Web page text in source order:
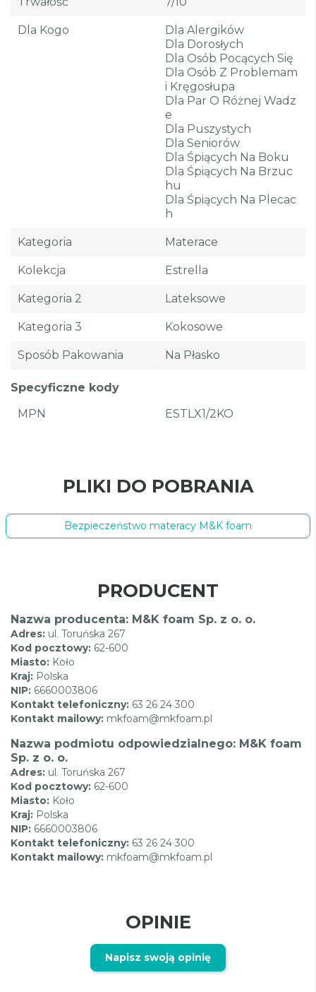
Dla Kogo
Dla Alergików
Dla Dorosłych
Dla Osób Pocących Się
Dla Osób Z Problemam
I Kręgosłupa
Dla Par O Różnej Wadz
E
Dla Puszystych
Dla Seniorów
Dla Śpiących Na Boku
Dla Śpiących Na Brzuc
Hu
Dla Śpiących Na Plecac
H
Kategoria Materace
Kolekcja Estrella
Kategoria 2 Lateksowe
Kategoria 3 Kokosowe
Sposób Pakowania Na Płasko
Specyficzne kody
MPN
ESTLX1/2KO
PLIKI DO POBRANIA
Bezpieczeństwo materacy M&K foam
PRODUCENT
Nazwa producenta: M&K foam Sp. z o. o.
Adres: ul. Toruńska 267
Kod pocztowy: 62-600
Miasto: Koło
Kraj: Polska
NIP: 6660003806
Kontakt telefoniczny: 63 26 24 300
Kontakt mailowy: mkfoam@mkfoam.pl
Nazwa podmiotu odpowiedzialnego: M&K foam
Sp. z o. o.
Adres: ul. Toruńska 267
Kod pocztowy: 62-600
Miasto: Koło
Kraj: Polska
NIP: 6660003806
Kontakt telefoniczny: 63 26 24 300
Kontakt mailowy: mkfoam@mkfoam.pl
OPINIE
Napisz swoją opinię